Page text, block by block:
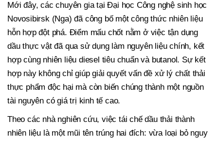
Mới đây, các chuyên gia tại Đại học Công nghệ sinh học
Novosibirsk (Nga) đã công bố một công thức nhiên liệu
hỗn hợp đột phá. Điểm mấu chốt nằm ở việc tận dụng
dầu thực vật đã qua sử dụng làm nguyên liệu chính, kết
hợp cùng nhiên liệu diesel tiêu chuẩn và butanol. Sự kết
hợp này không chỉ giúp giải quyết vấn đề xử lý chất thải
thực phẩm độc hại mà còn biến chúng thành một nguồn
tài nguyên có giá trị kinh tế cao.
Theo các nhà nghiên cứu, việc tái chế dầu thải thành
nhiên liệu là một mũi tên trúng hai đích: vừa loại bỏ nguy